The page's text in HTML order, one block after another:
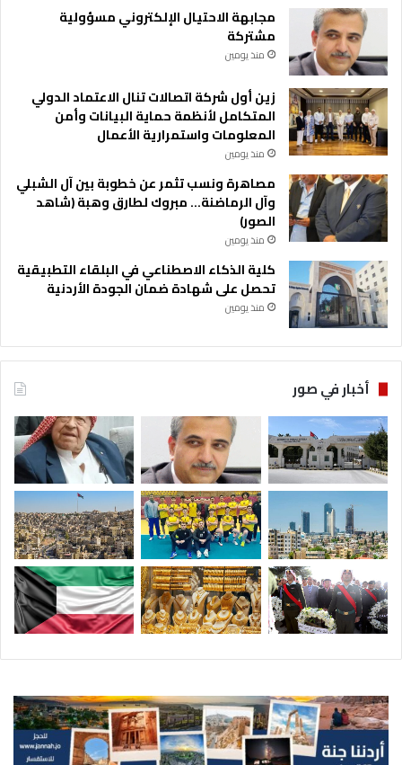
مجابهة الاحتيال الإلكتروني مسؤولية
مشتركة
منذ يومين
زين أول شركة اتصالات تنال الاعتماد الدولي
المتكامل لأنظمة حماية البيانات وأمن
المعلومات واستمرارية الأعمال
منذ يومين
مصاهرة ونسب تثمر عن خطوبة بين آل الشبلي
وآل الرماضنة… مبروك لطارق وهبة (شاهد
الصور)
منذ يومين
كلية الذكاء الاصطناعي في البلقاء التطبيقية
تحصل على شهادة ضمان الجودة الأردنية
منذ يومين
أخبار في صور